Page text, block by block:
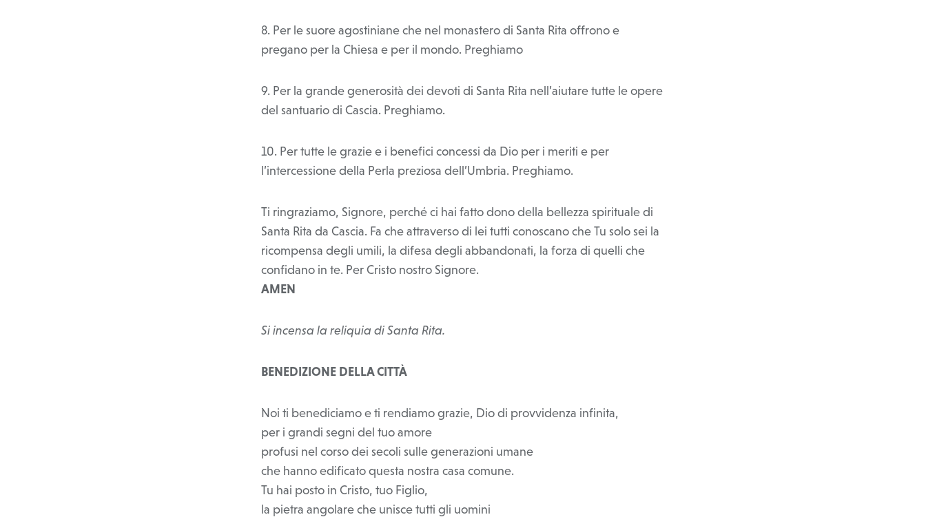
8. Per le suore agostiniane che nel monastero di Santa Rita offrono e
pregano per la Chiesa e per il mondo. Preghiamo
9. Per la grande generosità dei devoti di Santa Rita nell’aiutare tutte le opere
del santuario di Cascia. Preghiamo.
10. Per tutte le grazie e i benefici concessi da Dio per i meriti e per
l’intercessione della Perla preziosa dell’Umbria. Preghiamo.
Ti ringraziamo, Signore, perché ci hai fatto dono della bellezza spirituale di
Santa Rita da Cascia. Fa che attraverso di lei tutti conoscano che Tu solo sei la
ricompensa degli umili, la difesa degli abbandonati, la forza di quelli che
confidano in te. Per Cristo nostro Signore.
AMEN
Si incensa la reliquia di Santa Rita.
BENEDIZIONE DELLA CITTÀ
Noi ti benediciamo e ti rendiamo grazie, Dio di provvidenza infinita,
per i grandi segni del tuo amore
profusi nel corso dei secoli sulle generazioni umane
che hanno edificato questa nostra casa comune.
Tu hai posto in Cristo, tuo Figlio,
la pietra angolare che unisce tutti gli uomini